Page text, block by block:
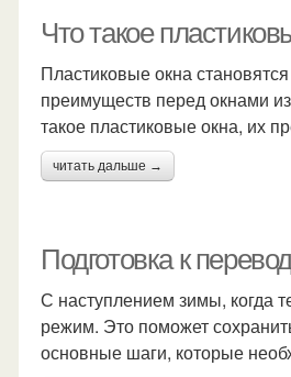
Что такое
Пластиковые окна
преимуществ перед окнами
такое пластиковые окна, их
читать дальше →
Подготовка к
С наступлением зимы, когда
режим. Это поможет
основные шаги, которые